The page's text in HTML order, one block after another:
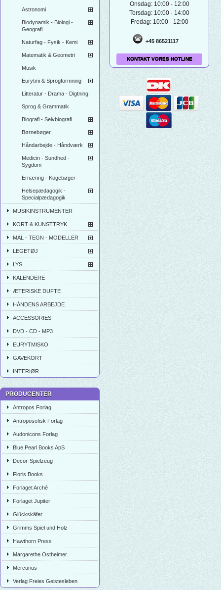
Astronomi
Biodynamik - Biologi -
Geografi
Naturfag - Fysik - Kemi
Matematik & Geometri
Musik
Eurytmi & Sprogformning
Litteratur - Drama - Digtning
Sprog & Grammatik
Biografi - Selvbiografi
Børnebøger
Håndarbejde - Håndværk
Medicin - Sundhed -
Sygdom
Ernæring - Kogebøger
Helsepædagogik -
Specialpædagogik
MUSIKINSTRUMENTER
KORT & KUNSTTRYK
MAL - TEGN - MODELLER
LEGETØJ
LYS
KALENDERE
ÆTERISKE DUFTE
HÅNDENS ARBEJDE
ACCESSORIES
DVD - CD - MP3
EURYTMISKO
GAVEKORT
INTERIØR
PRODUCENTER
Antropos Forlag
Antroposofisk Forlag
Audonicons Forlag
Blue Pearl Books ApS
Decor-Spielzeug
Floris Books
Forlaget Arché
Forlaget Jupiter
Glückskäfer
Grimms Spiel und Holz
Hawthorn Press
Margarethe Ostheimer
Mercurius
Verlag Freies Geistesleben
Onsdag: 10:00 - 12:00
Torsdag: 10:00 - 14:00
Fredag: 10:00 - 12:00
+45 86521117
KONTAKT VORES HOTLINE